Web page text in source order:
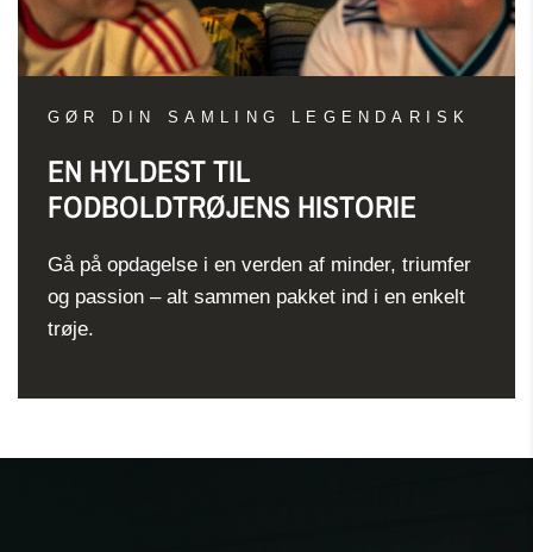
GØR DIN SAMLING LEGENDARISK
EN HYLDEST TIL
FODBOLDTRØJENS HISTORIE
Gå på opdagelse i en verden af minder, triumfer
og passion – alt sammen pakket ind i en enkelt
trøje.